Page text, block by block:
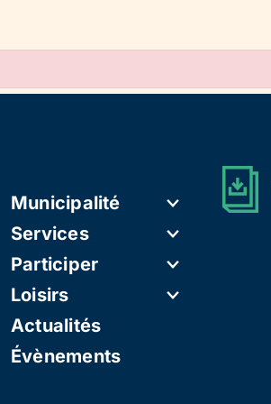
Municipalité
Services
Participer
Loisirs
Actualités
Évènements